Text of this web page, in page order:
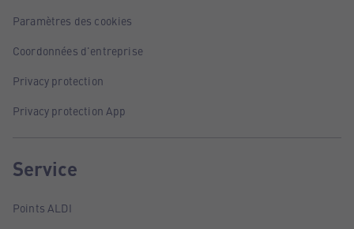
Paramètres des cookies
Coordonnées d'entreprise
Privacy protection
Privacy protection App
Service
Points ALDI